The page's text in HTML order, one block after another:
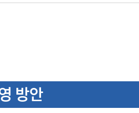
방안